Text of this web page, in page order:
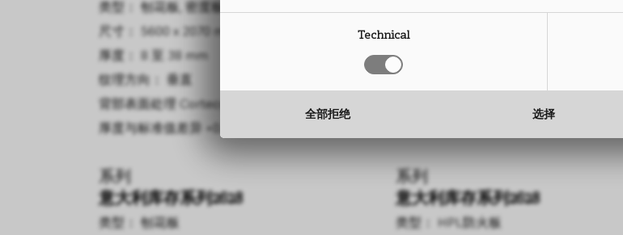
类型： 刨花板, 密度板
尺寸： 5600 x 2070 mm
厚度： 8 至 38 mm
纹理方向： 垂直
背部表面处理
Corteccia
厚度与标准值差异
系列
意大利库存系列2628
类型： 刨花板
尺寸： 2760 x 2040 mm
厚度： 0.9 mm
系列
意大利库存系列2628
类型： HPL防火板
类型： 密度板
尺寸： 5600 x 2150 mm
厚度： 4 mm, 6 mm
纹理方向： 垂直
厚度与标准值差异 +0.15 mm
内门组件
尺寸： 1300 mm
厚度： 0.2 mm
Technical
全部拒绝 选择